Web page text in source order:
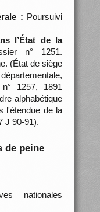
: Poursuivi
l’État de la
n° 1251.
(État de siège
1257, 1891
alphabétique
l'étendue de la
J 90-91).
de peine
nationales